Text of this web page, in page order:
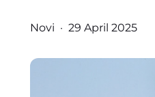
Posted by
Novi · 29 April 2025